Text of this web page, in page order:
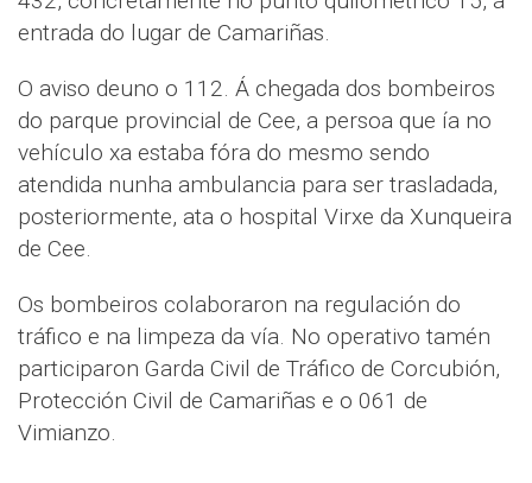
entrada do lugar de Camariñas.
O aviso deuno o 112. Á chegada dos bombeiros
do parque provincial de Cee, a persoa que ía no
vehículo xa estaba fóra do mesmo sendo
atendida nunha ambulancia para ser trasladada,
posteriormente, ata o hospital Virxe da Xunqueira
de Cee.
Os bombeiros colaboraron na regulación do
tráfico e na limpeza da vía. No operativo tamén
participaron Garda Civil de Tráfico de Corcubión,
Protección Civil de Camariñas e o 061 de
Vimianzo.